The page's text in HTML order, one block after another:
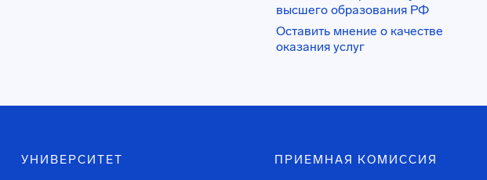
высшего образования РФ
Оставить мнение о качестве
оказания услуг
УНИВЕРСИТЕТ ПРИЕМНАЯ КОМИССИЯ